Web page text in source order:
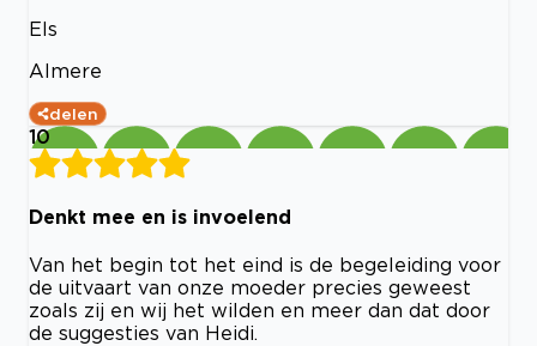
Els
Almere
delen
10
Denkt mee en is invoelend
Van het begin tot het eind is de begeleiding voor
de uitvaart van onze moeder precies geweest
zoals zij en wij het wilden en meer dan dat door
de suggesties van Heidi.